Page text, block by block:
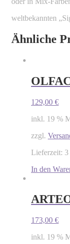
weltbekannten
Ähnliche
129,00 €
inkl. 19 %
zzgl.
Lieferzeit: 3
In den
173,00 €
inkl. 19 %